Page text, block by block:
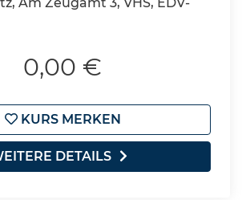
0,00 €
KURS MERKEN
DETAILS